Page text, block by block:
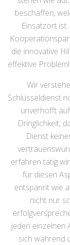
beschaffen,
Einsatzort
die innovative
effektive
Wir
Schlüsseldienst
unverhofft
Dringlichkeit,
Dienst
erfahren tätig
für diesen
entspannt wie
nicht nur
jeden einzelnen
sich während